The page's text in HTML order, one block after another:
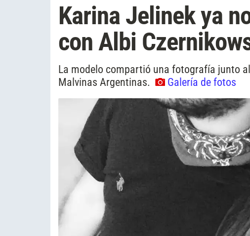
Karina Jelinek ya
con Albi
La modelo compartió una fotografía junto
Malvinas Argentinas.
Galería de fotos